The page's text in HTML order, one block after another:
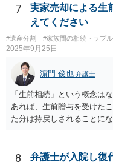
産を信託口に移し、受託者
・生存中はあなたの生活費
体へ と使途を厳格に指定。
与を大きく排除できます。
に残し、余剰資金で受取人
相続財産とは別枠で、遺留
因贈与 「介護・見守り等を
不履行なら無効にでき、老
除条件 慈善団体への寄附を
を設定。 などがあり得るか
7
実家売却による生
えてください
#遺産分割 #家族間の相続トラブル
2025年9月25日
濵門 俊也 弁護士
「生前相続」という概念は
あれば、生前贈与を受けた
た分は持戻しされることにな
8
弁護士が入院し復